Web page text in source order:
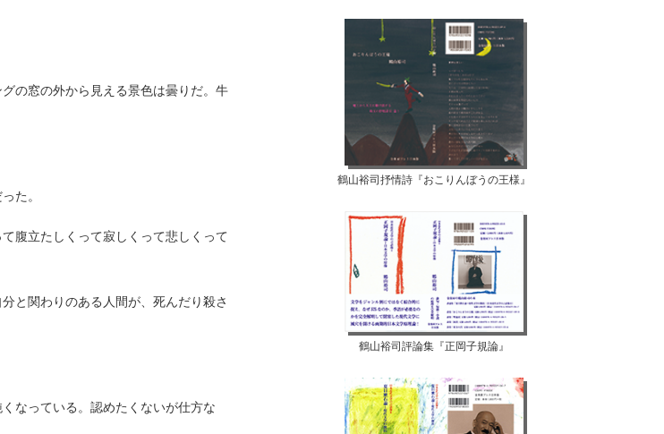
の窓の外から見える景色は曇りだ。牛
た。
腹立たしくって寂しくって悲しくって
と関わりのある人間が、死んだり殺さ
なっている。認めたくないが仕方な
鶴山裕司抒情詩『おこりんぼうの王様』
鶴山裕司評論集『正岡子規論』